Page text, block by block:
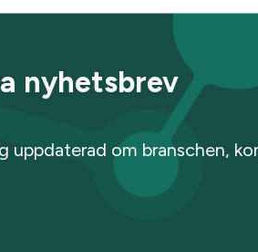
nyhetsbrev
uppdaterad om branschen,